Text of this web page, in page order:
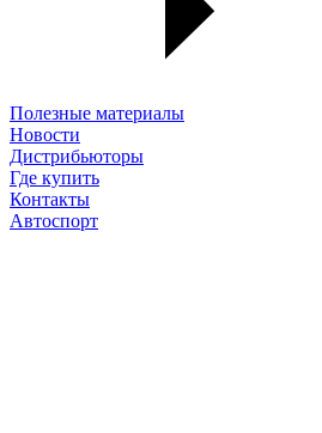
Полезные материалы
Новости
Дистрибьюторы
Где купить
Контакты
Автоспорт